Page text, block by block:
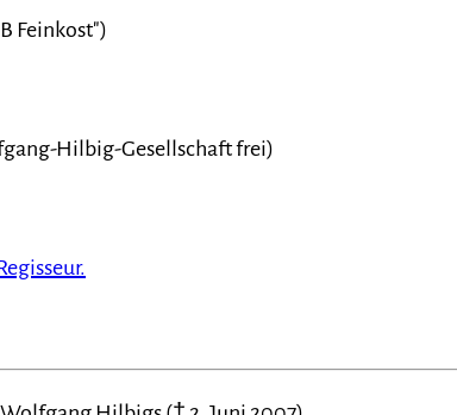
Feinkost")
Hilbig-Gesellschaft frei)